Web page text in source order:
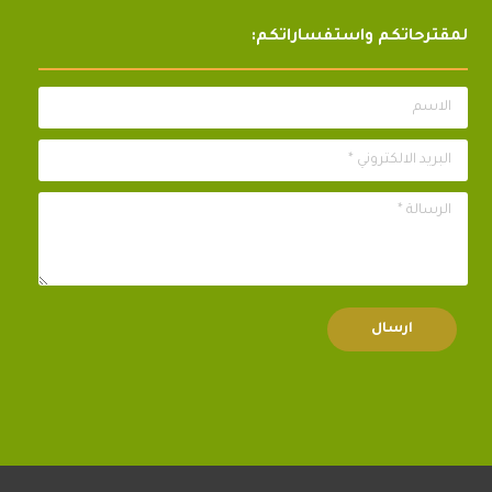
لمقترحاتكم واستفساراتكم:
الاسم
البريد الالكتروني *
الرسالة *